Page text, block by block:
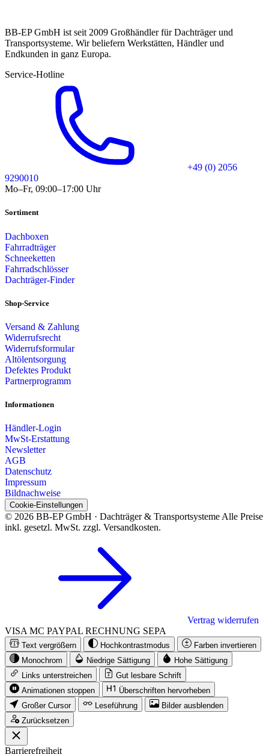
BB-EP GmbH ist seit 2009 Großhändler für Dachträger und
Transportsysteme. Wir beliefern Werkstätten, Händler und
Endkunden in ganz Europa.
Service-Hotline
+49 (0) 2056
9290010
Mo–Fr, 09:00–17:00 Uhr
Sortiment
Dachboxen
Fahrradträger
Schneeketten
Fahrradschlösser
Dachträger-Finder
Shop-Service
Versand & Zahlung
Widerrufsrecht
Widerrufsformular
Altölentsorgung
Defektes Produkt
Partnerprogramm
Informationen
Händler-Login
MwSt-Erstattung
Newsletter
AGB
Datenschutz
Impressum
Bildnachweise
Cookie-Einstellungen
© 2026 BB-EP GmbH · Dachträger & Transportsysteme Alle Preise
inkl. gesetzl. MwSt. zzgl. Versandkosten.
Vertrag widerrufen
VISA MC PAYPAL RECHNUNG SEPA
Text vergrößern Hochkontrastmodus
Farben invertieren
Monochrom
Niedrige Sättigung
Hohe Sättigung
Links unterstreichen
Gut lesbare Schrift
Animationen stoppen
Überschriften hervorheben
Großer Cursor
Leseführung
Bilder ausblenden
Zurücksetzen
Barrierefreiheit